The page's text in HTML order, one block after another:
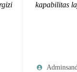
kapabilitas